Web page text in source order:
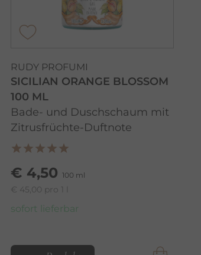
RUDY PROFUMI
SICILIAN ORANGE BLOSSOM
100 ML
Bade- und Duschschaum mit
Zitrusfrüchte-Duftnote
€ 4,50 100 ml
€ 45,00 pro 1 l
sofort lieferbar